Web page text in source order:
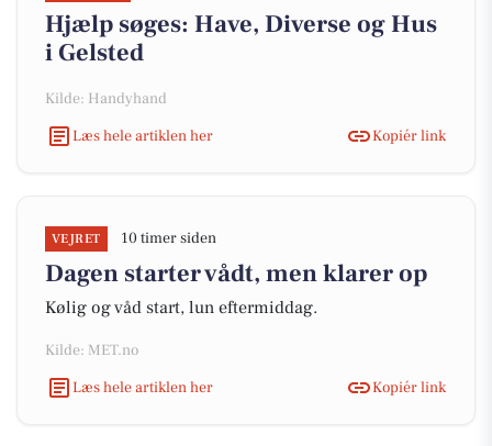
Hjælp søges: Have, Diverse og Hus
i Gelsted
Kilde: Handyhand
Læs hele artiklen her
Kopiér link
VEJRET 10 timer siden
Dagen starter vådt, men klarer op
Kølig og våd start, lun eftermiddag.
Kilde: MET.no
Læs hele artiklen her
Kopiér link